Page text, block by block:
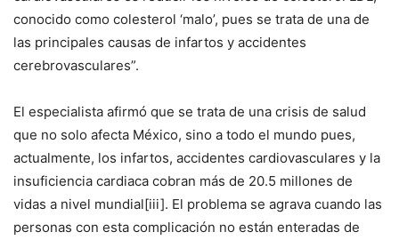
conocido como colesterol ‘malo’, pues se trata de una de
las principales causas de infartos y accidentes
cerebrovasculares”.
El especialista afirmó que se trata de una crisis de salud
que no solo afecta México, sino a todo el mundo pues,
actualmente, los infartos, accidentes cardiovasculares y la
insuficiencia cardiaca cobran más de 20.5 millones de
vidas a nivel mundial[iii]. El problema se agrava cuando las
personas con esta complicación no están enteradas de